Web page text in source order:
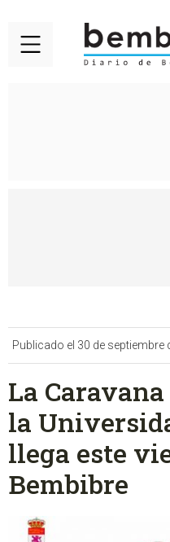
Publicado el 30 de septiembre
La
la
llega este
Bembibre